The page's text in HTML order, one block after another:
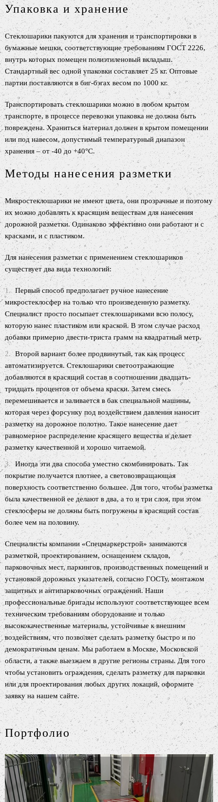
Упаковка и хранение
Стеклошарики пакуются для хранения и транспортировки в
бумажные мешки, соответствующие требованиям ГОСТ 2226,
внутрь которых помещен полиэтиленовый вкладыш.
Стандартный вес одной упаковки составляет 25 кг. Оптовые
партии поставляются в биг-бэгах весом по 1000 кг.
Транспортировать стеклошарики можно в любом крытом
транспорте, в процессе перевозки упаковка не должна быть
повреждена. Храниться материал должен в крытом помещении
или под навесом, допустимый температурный диапазон
хранения – от -40 до +40°С.
Методы нанесения разметки
Микростеклошарики не имеют цвета, они прозрачные и поэтому
их можно добавлять к красящим веществам для нанесения
дорожной разметки. Одинаково эффективно они работают и с
красками, и с пластиком.
Для нанесения разметки с применением стеклошариков
существует два вида технологий:
Первый способ предполагает ручное нанесение
микростеклосфер на только что произведенную разметку.
Специалист просто посыпает стеклошариками всю полосу,
которую нанес пластиком или краской. В этом случае расход
добавки примерно двести-триста грамм на квадратный метр.
Второй вариант более продвинутый, так как процесс
автоматизируется. Стеклошарики светоотражающие
добавляются в красящий состав в соотношении двадцать-
тридцать процентов от объема краски. Затем смесь
перемешивается и заливается в бак специальной машины,
которая через форсунку под воздействием давления наносит
разметку на дорожное полотно. Такое нанесение дает
равномерное распределение красящего вещества и делает
разметку качественной и хорошо читаемой.
Иногда эти два способа уместно скомбинировать. Так
покрытие получается плотнее, а световозвращающая
поверхность соответственно большее. Для того, чтобы разметка
была качественной ее делают в два, а то и три слоя, при этом
стеклосферы не должны быть погружены в красящий состав
более чем на половину.
Специалисты компании «Спецмаркерстрой» занимаются
разметкой, проектированием, оснащением складов,
парковочных мест, паркингов, производственных помещений и
установкой дорожных указателей, согласно ГОСТу, монтажом
защитных и антипарковочных ограждений. Наши
профессиональные бригады используют соответствующее всем
техническим требованиям оборудование и только
высококачественные материалы, устойчивые к внешним
воздействиям, что позволяет сделать разметку быстро и по
демократичным ценам. Мы работаем в Москве, Московской
области, а также выезжаем в другие регионы страны. Для того
чтобы установить ограждения, сделать разметку для парковки
или для проектирования любых других локаций, оформите
заявку на нашем сайте.
Портфолио